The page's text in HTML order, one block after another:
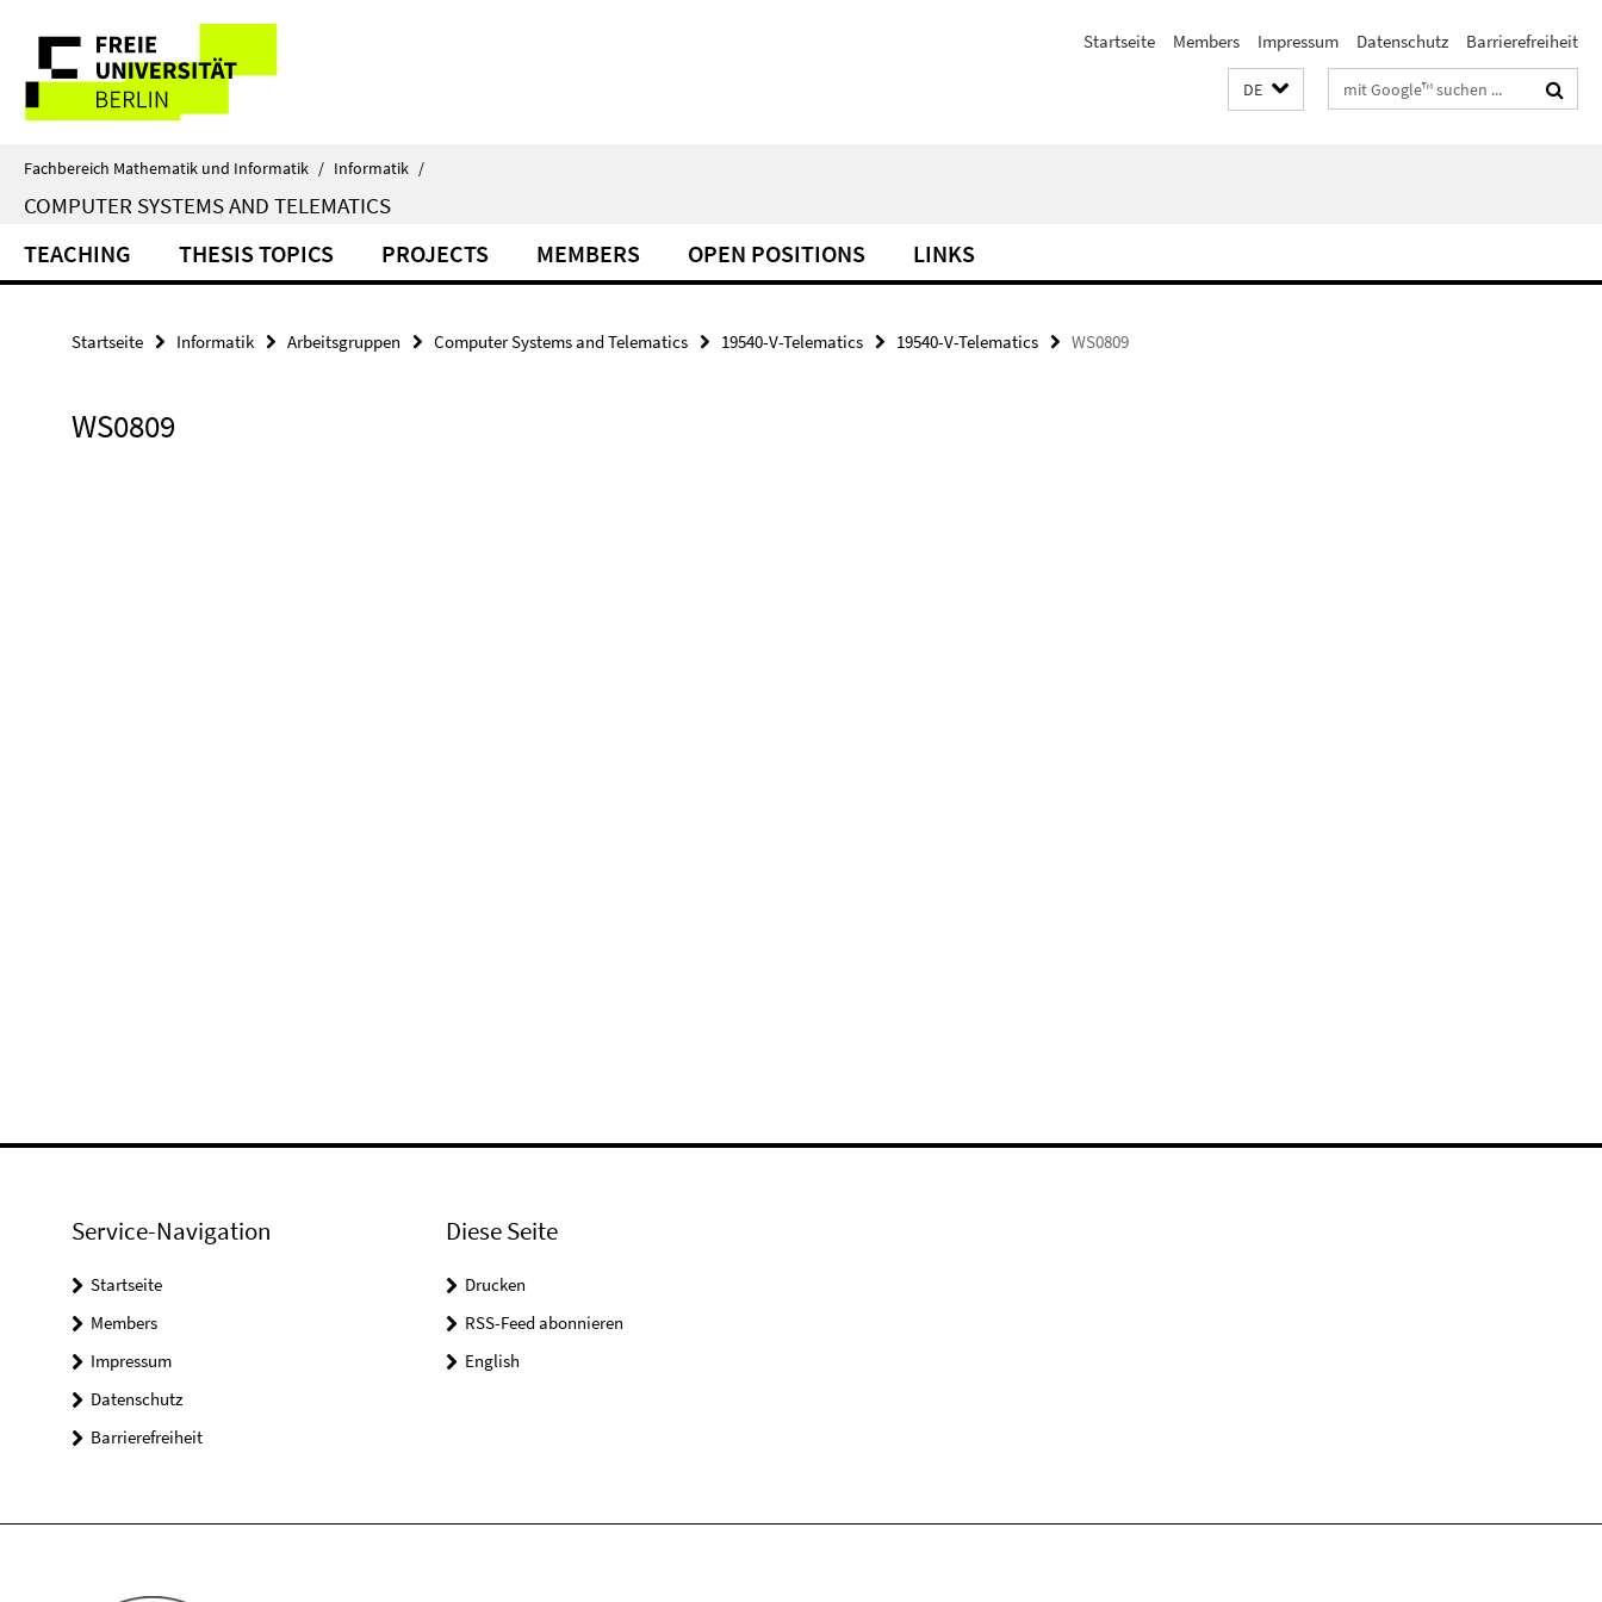
direkt
Inhalt
Service-
Navigation
Startseite Members Impressum Datenschutz Barrierefreiheit
DE Suchbegriffe
Fachbereich Mathematik und Informatik / Informatik /
COMPUTER SYSTEMS AND TELEMATICS
TEACHING THESIS TOPICS PROJECTS MEMBERS OPEN POSITIONS LINKS
Startseite Informatik Arbeitsgruppen Computer Systems and Telematics 19540-V-Telematics 19540-V-Telematics WS0809
WS0809
Service-Navigation
Startseite
Members
Impressum
Datenschutz
Barrierefreiheit
Diese Seite
Drucken
RSS-Feed abonnieren
English